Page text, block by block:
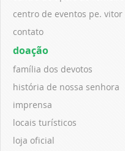
centro de eventos pe. vitor
contato
doação
família dos devotos
história de nossa senhora
imprensa
locais turísticos
loja oficial